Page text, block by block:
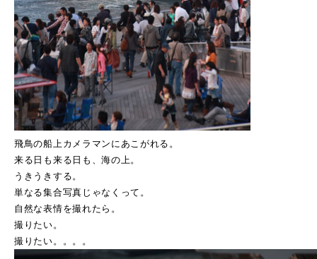
飛鳥の船上カメラマンにあこがれる。
来る日も来る日も、海の上。
うきうきする。
単なる集合写真じゃなくって。
自然な表情を撮れたら。
撮りたい。
撮りたい。。。。